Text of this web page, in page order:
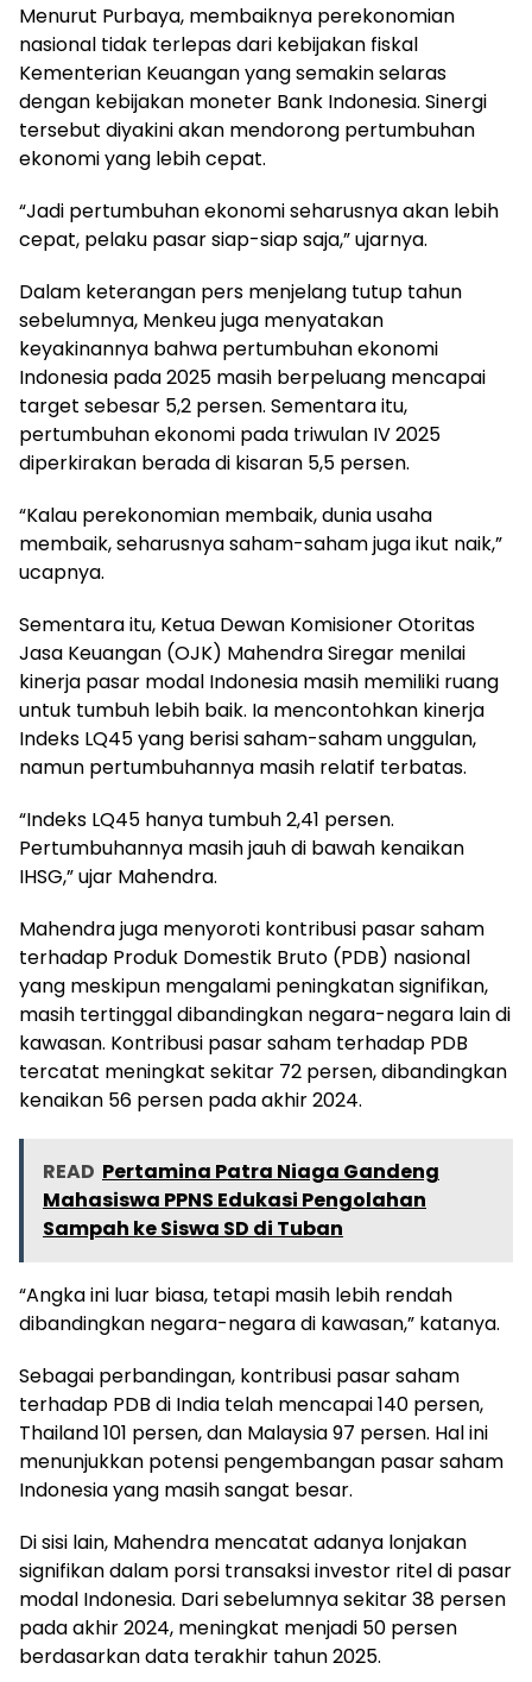
Menurut Purbaya, membaiknya perekonomian
nasional tidak terlepas dari kebijakan fiskal
Kementerian Keuangan yang semakin selaras
dengan kebijakan moneter Bank Indonesia. Sinergi
tersebut diyakini akan mendorong pertumbuhan
ekonomi yang lebih cepat.
“Jadi pertumbuhan ekonomi seharusnya akan lebih
cepat, pelaku pasar siap-siap saja,” ujarnya.
Dalam keterangan pers menjelang tutup tahun
sebelumnya, Menkeu juga menyatakan
keyakinannya bahwa pertumbuhan ekonomi
Indonesia pada 2025 masih berpeluang mencapai
target sebesar 5,2 persen. Sementara itu,
pertumbuhan ekonomi pada triwulan IV 2025
diperkirakan berada di kisaran 5,5 persen.
“Kalau perekonomian membaik, dunia usaha
membaik, seharusnya saham-saham juga ikut naik,”
ucapnya.
Sementara itu, Ketua Dewan Komisioner Otoritas
Jasa Keuangan (OJK) Mahendra Siregar menilai
kinerja pasar modal Indonesia masih memiliki ruang
untuk tumbuh lebih baik. Ia mencontohkan kinerja
Indeks LQ45 yang berisi saham-saham unggulan,
namun pertumbuhannya masih relatif terbatas.
“Indeks LQ45 hanya tumbuh 2,41 persen.
Pertumbuhannya masih jauh di bawah kenaikan
IHSG,” ujar Mahendra.
Mahendra juga menyoroti kontribusi pasar saham
terhadap Produk Domestik Bruto (PDB) nasional
yang meskipun mengalami peningkatan signifikan,
masih tertinggal dibandingkan negara-negara lain di
kawasan. Kontribusi pasar saham terhadap PDB
tercatat meningkat sekitar 72 persen, dibandingkan
kenaikan 56 persen pada akhir 2024.
READ Pertamina Patra Niaga Gandeng
Mahasiswa PPNS Edukasi Pengolahan
Sampah ke Siswa SD di Tuban
“Angka ini luar biasa, tetapi masih lebih rendah
dibandingkan negara-negara di kawasan,” katanya.
Sebagai perbandingan, kontribusi pasar saham
terhadap PDB di India telah mencapai 140 persen,
Thailand 101 persen, dan Malaysia 97 persen. Hal ini
menunjukkan potensi pengembangan pasar saham
Indonesia yang masih sangat besar.
Di sisi lain, Mahendra mencatat adanya lonjakan
signifikan dalam porsi transaksi investor ritel di pasar
modal Indonesia. Dari sebelumnya sekitar 38 persen
pada akhir 2024, meningkat menjadi 50 persen
berdasarkan data terakhir tahun 2025.